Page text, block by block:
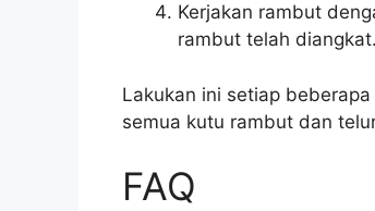
Kerjakan rambut
rambut telah diangkat.
Lakukan ini setiap
semua kutu rambut dan
FAQ